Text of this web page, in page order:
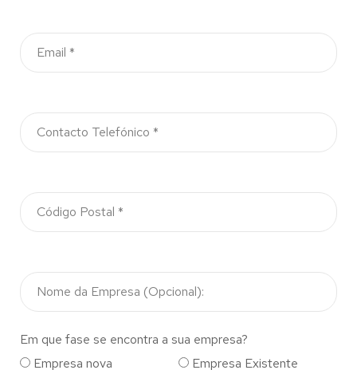
Em que fase se encontra a sua empresa?
Empresa nova
Empresa Existente